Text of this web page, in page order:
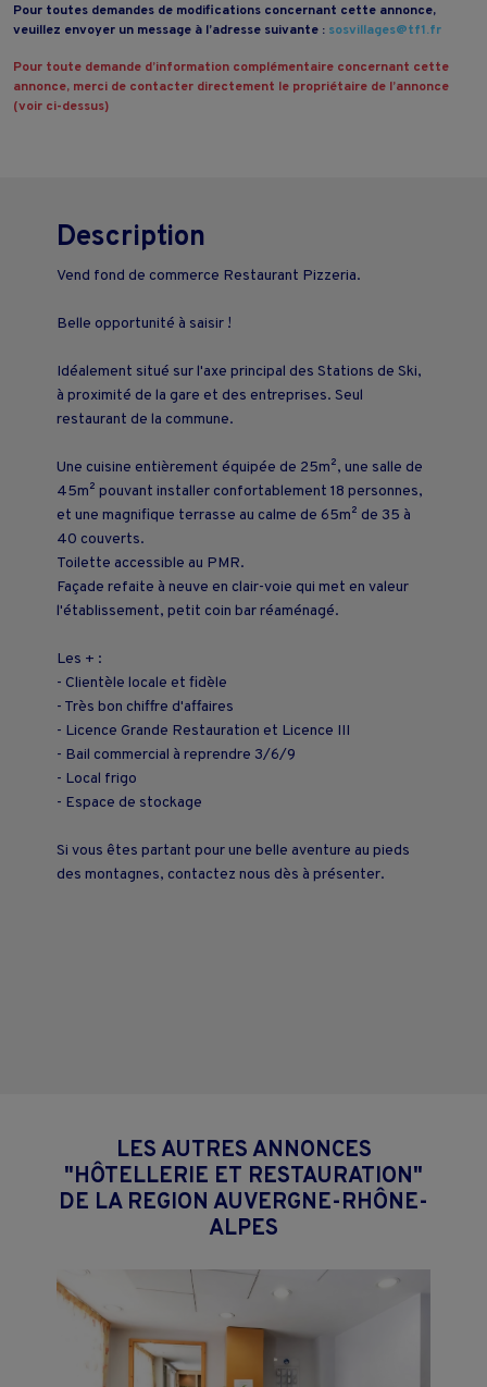
Pour toutes demandes de modifications concernant cette annonce,
veuillez envoyer un message à l’adresse suivante : sosvillages@tf1.fr
Pour toute demande d’information complémentaire concernant cette
annonce, merci de contacter directement le propriétaire de l’annonce
(voir ci-dessus)
Description
Vend fond de commerce Restaurant Pizzeria.
Belle opportunité à saisir !
Idéalement situé sur l'axe principal des Stations de Ski,
à proximité de la gare et des entreprises. Seul
restaurant de la commune.
Une cuisine entièrement équipée de 25m², une salle de
45m² pouvant installer confortablement 18 personnes,
et une magnifique terrasse au calme de 65m² de 35 à
40 couverts.
Toilette accessible au PMR.
Façade refaite à neuve en clair-voie qui met en valeur
l'établissement, petit coin bar réaménagé.
Les + :
- Clientèle locale et fidèle
- Très bon chiffre d'affaires
- Licence Grande Restauration et Licence III
- Bail commercial à reprendre 3/6/9
- Local frigo
- Espace de stockage
Si vous êtes partant pour une belle aventure au pieds
des montagnes, contactez nous dès à présenter.
LES AUTRES ANNONCES
"HÔTELLERIE ET RESTAURATION"
DE LA REGION AUVERGNE-RHÔNE-
ALPES